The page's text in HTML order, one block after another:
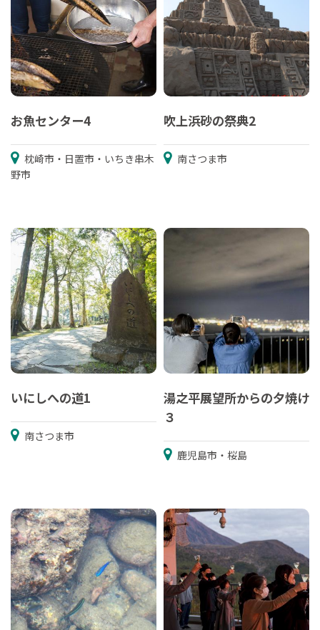
お魚センター4
枕崎市・日置市・いちき串木
野市
吹上浜砂の祭典2
南さつま市
いにしへの道1
南さつま市
湯之平展望所からの夕焼け
３
鹿児島市・桜島